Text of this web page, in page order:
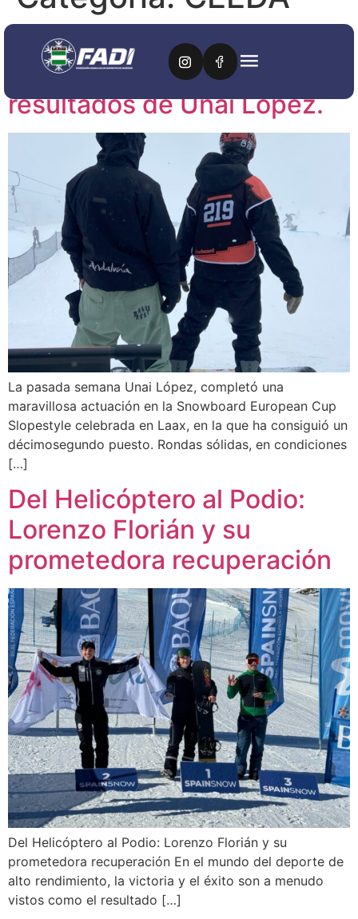
El CETDI SS continúa en
Laax, tras los buenos
resultados de Unai López.
La pasada semana Unai López, completó una
maravillosa actuación en la Snowboard European Cup
Slopestyle celebrada en Laax, en la que ha consiguió un
décimosegundo puesto. Rondas sólidas, en condiciones
[…]
Del Helicóptero al Podio:
Lorenzo Florián y su
prometedora recuperación
Del Helicóptero al Podio: Lorenzo Florián y su
prometedora recuperación En el mundo del deporte de
alto rendimiento, la victoria y el éxito son a menudo
vistos como el resultado […]